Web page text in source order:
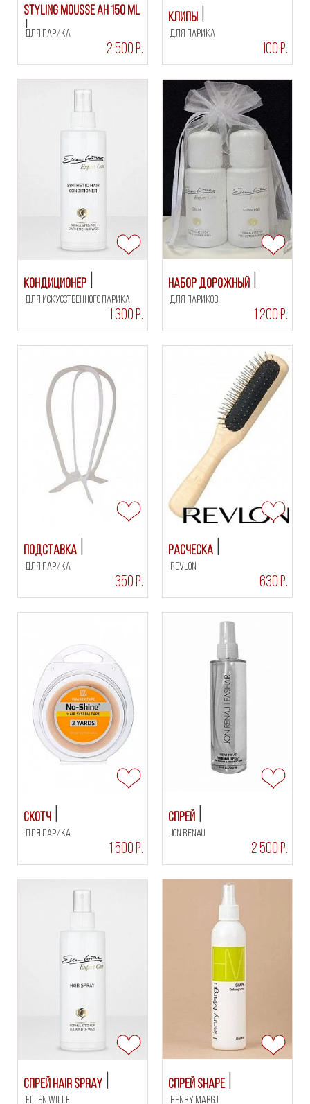
Styling Mousse AH 150 ml
для парика
2 500 Р.
Клипы
для парика
100 Р.
Кондиционер
для искусственного парика
1 300 Р.
Набор дорожный
для париков
1 200 Р.
Подставка
для парика
350 Р.
Расческа
Revlon
630 Р.
Скотч
для парика
1 500 Р.
Спрей
Jon Renau
2 500 Р.
Спрей Hair Spray
Ellen Wille
Спрей SHAPE
Henry Margu